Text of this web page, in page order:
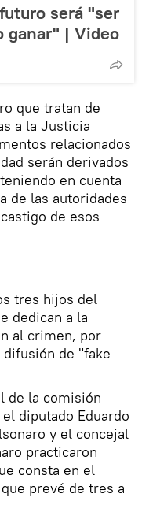
será "ser
ganar" | Video
que tratan de
a la Justicia
relacionados
serán derivados
en cuenta
de las autoridades
de esos
tres hijos del
dedican a la
al crimen, por
difusión de "fake
de la comisión
diputado Eduardo
y el concejal
practicaron
consta en el
prevé de tres a